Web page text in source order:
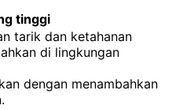
tinggi
tarik dan ketahanan
di lingkungan
dengan menambahkan